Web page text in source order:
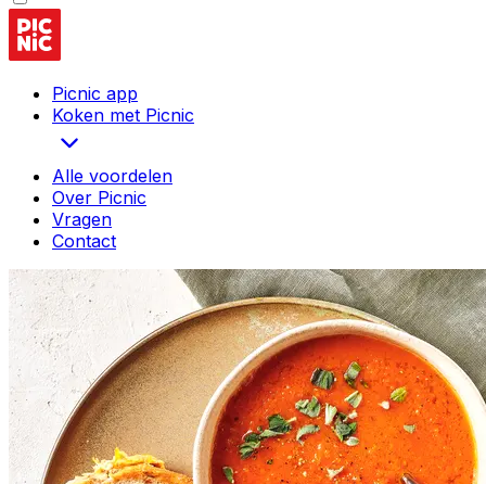
Picnic app
Koken met Picnic
Alle voordelen
Over Picnic
Vragen
Contact